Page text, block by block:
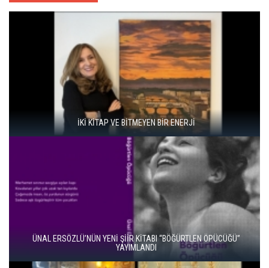
İKİ KİTAP VE BİTMEYEN BİR ENERJİ
ÜNAL ERSÖZLÜ’NÜN YENİ ŞİİR KİTABI “BÖĞÜRTLEN ÖPÜCÜĞÜ”
YAYIMLANDI